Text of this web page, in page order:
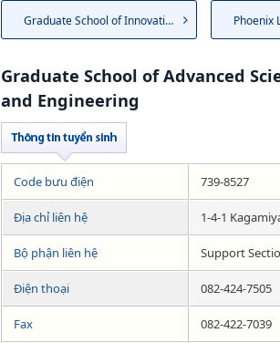
Graduate School of Innovation...
Graduate School of Advanced
and Engineering
Code bưu điện 739-8527
Địa chỉ liên hệ 1-4-1
Bộ phận liên hệ Support
Điện thoại 082-424-7505
Fax 082-422-7039